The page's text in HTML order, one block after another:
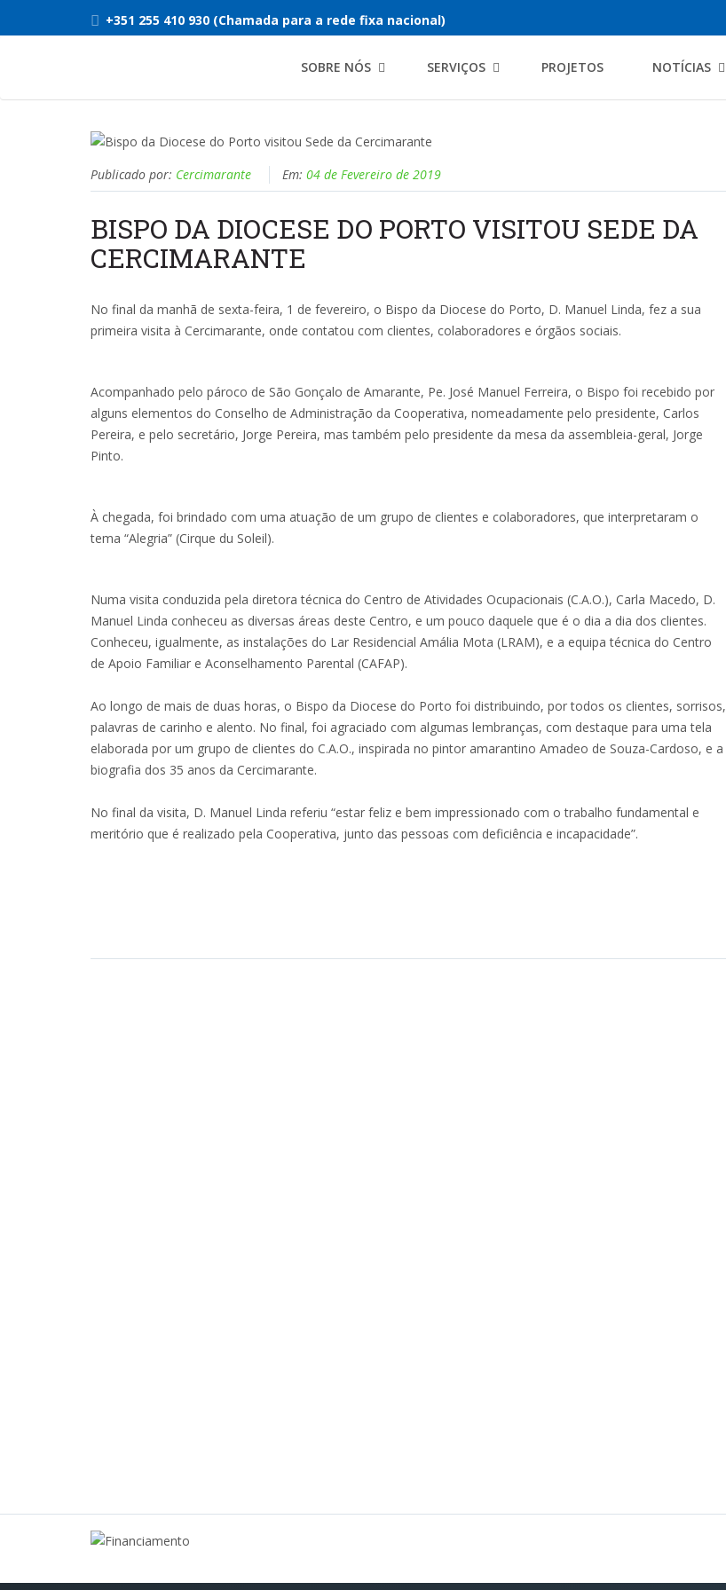
+351 255 410 930 (Chamada para a rede fixa nacional)
SOBRE NÓS SERVIÇOS PROJETOS NOTÍCIAS
Publicado por: Cercimarante Em: 04 de Fevereiro de 2019
BISPO DA DIOCESE DO PORTO VISITOU SEDE DA
CERCIMARANTE
No final da manhã de sexta-feira, 1 de fevereiro, o Bispo da Diocese do Porto, D. Manuel Linda, fez a sua
primeira visita à Cercimarante, onde contatou com clientes, colaboradores e órgãos sociais.
Acompanhado pelo pároco de São Gonçalo de Amarante, Pe. José Manuel Ferreira, o Bispo foi recebido por
alguns elementos do Conselho de Administração da Cooperativa, nomeadamente pelo presidente, Carlos
Pereira, e pelo secretário, Jorge Pereira, mas também pelo presidente da mesa da assembleia-geral, Jorge
Pinto.
À chegada, foi brindado com uma atuação de um grupo de clientes e colaboradores, que interpretaram o
tema “Alegria” (Cirque du Soleil).
Numa visita conduzida pela diretora técnica do Centro de Atividades Ocupacionais (C.A.O.), Carla Macedo, D.
Manuel Linda conheceu as diversas áreas deste Centro, e um pouco daquele que é o dia a dia dos clientes.
Conheceu, igualmente, as instalações do Lar Residencial Amália Mota (LRAM), e a equipa técnica do Centro
de Apoio Familiar e Aconselhamento Parental (CAFAP).
Ao longo de mais de duas horas, o Bispo da Diocese do Porto foi distribuindo, por todos os clientes, sorrisos,
palavras de carinho e alento. No final, foi agraciado com algumas lembranças, com destaque para uma tela
elaborada por um grupo de clientes do C.A.O., inspirada no pintor amarantino Amadeo de Souza-Cardoso, e a
biografia dos 35 anos da Cercimarante.
No final da visita, D. Manuel Linda referiu “estar feliz e bem impressionado com o trabalho fundamental e
meritório que é realizado pela Cooperativa, junto das pessoas com deficiência e incapacidade”.